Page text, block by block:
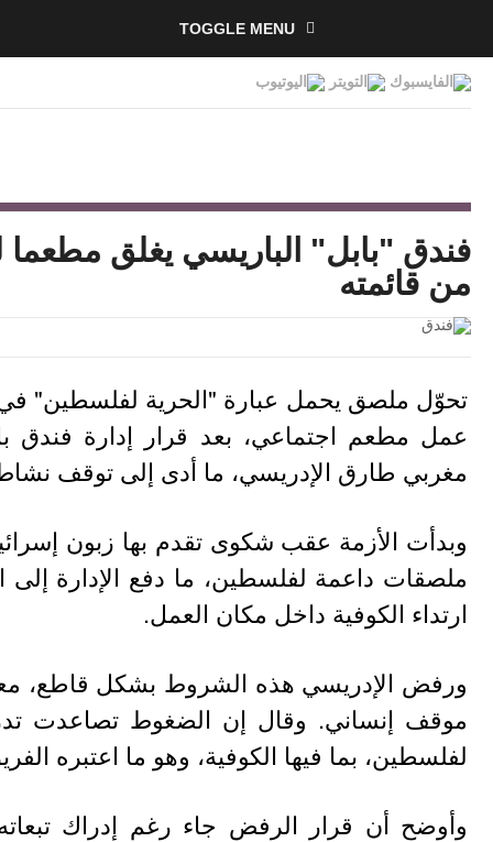
TOGGLE MENU
فندق "بابل" الباريسي يغلق
من قائمته
تحوّل ملصق يحمل عبارة "الحرية لفلسطين"
عمل مطعم اجتماعي، بعد قرار إدارة
مغربي طارق الإدريسي، ما أدى إلى توقف نشاط المطعم
وبدأت الأزمة عقب شكوى تقدم بها زبون
ملصقات داعمة لفلسطين، ما دفع الإدارة إلى
ارتداء الكوفية داخل مكان العمل.
ورفض الإدريسي هذه الشروط بشكل قاطع،
موقف إنساني. وقال إن الضغوط تصاعدت
لفلسطين، بما فيها الكوفية، وهو ما اعتبره
وأوضح أن قرار الرفض جاء رغم إدراك